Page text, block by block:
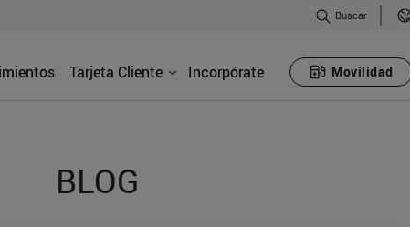
Buscar
Tarjeta Cliente Incorpórate Movilidad
BLOG